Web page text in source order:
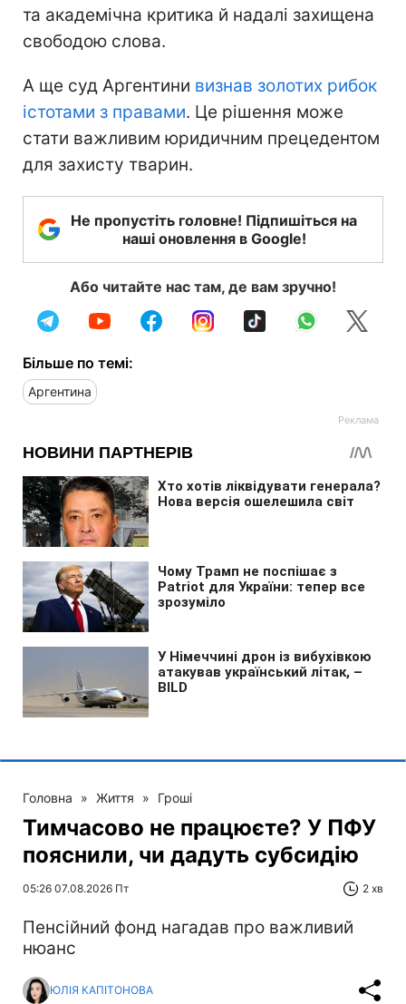
та академічна критика й надалі захищена
свободою слова.
А ще суд Аргентини визнав золотих рибок
істотами з правами. Це рішення може
стати важливим юридичним прецедентом
для захисту тварин.
Не пропустіть головне! Підпишіться на
наші оновлення в Google!
Або читайте нас там, де вам зручно!
Більше по темі:
Аргентина
Головна » Життя » Гроші
Тимчасово не працюєте? У ПФУ
пояснили, чи дадуть субсидію
05:26 07.08.2026 Пт 2 хв
Пенсійний фонд нагадав про важливий
нюанс
ЮЛІЯ КАПІТОНОВА